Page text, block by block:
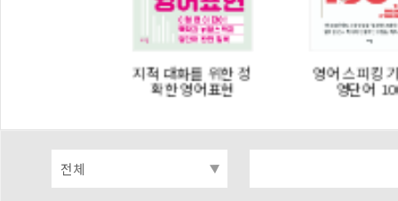
지적 대화를 위한 정
확한 영어표현
영어 스피킹 기
영단어 100